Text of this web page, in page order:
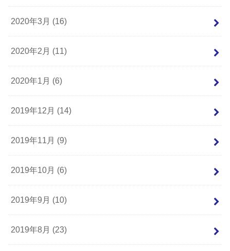
2020年3月 (16)
2020年2月 (11)
2020年1月 (6)
2019年12月 (14)
2019年11月 (9)
2019年10月 (6)
2019年9月 (10)
2019年8月 (23)